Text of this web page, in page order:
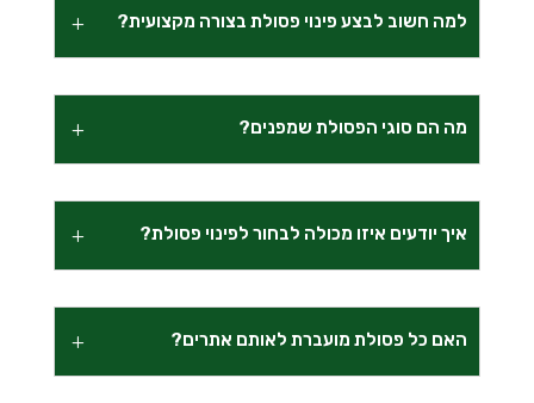
למה חשוב לבצע פינוי פסולת בצורה מקצועית?
מה הם סוגי הפסולת שמפנים?
איך יודעים איזו מכולה לבחור לפינוי פסולת?
האם כל פסולת מועברת לאותם אתרים?